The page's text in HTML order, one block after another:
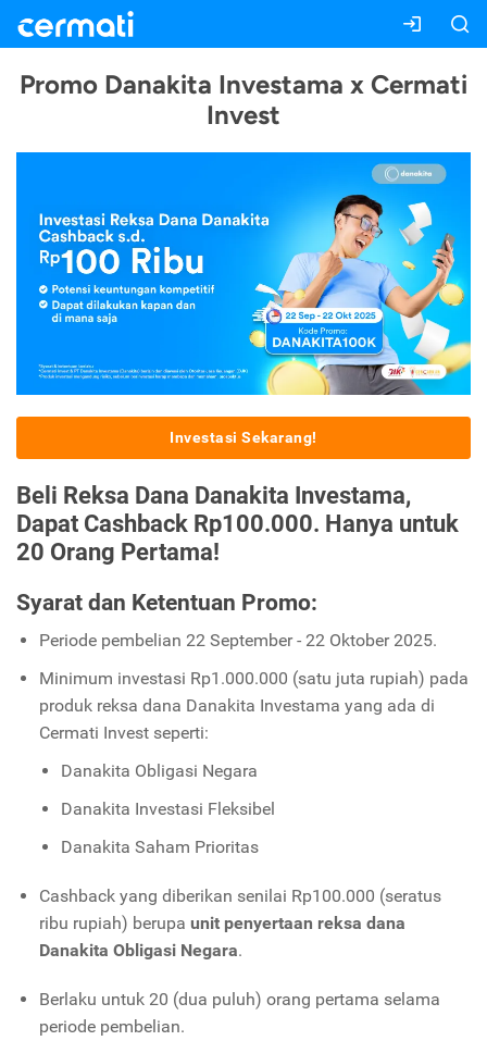
Promo Danakita Investama x Cermati
Invest
Investasi Sekarang!
Beli Reksa Dana Danakita Investama,
Dapat Cashback Rp100.000. Hanya untuk
20 Orang Pertama!
Syarat dan Ketentuan Promo:
Periode pembelian 22 September - 22 Oktober 2025.
Minimum investasi Rp1.000.000 (satu juta rupiah) pada
produk reksa dana Danakita Investama yang ada di
Cermati Invest seperti:
Danakita Obligasi Negara
Danakita Investasi Fleksibel
Danakita Saham Prioritas
Cashback yang diberikan senilai Rp100.000 (seratus
ribu rupiah) berupa unit penyertaan reksa dana
Danakita Obligasi Negara.
Berlaku untuk 20 (dua puluh) orang pertama selama
periode pembelian.